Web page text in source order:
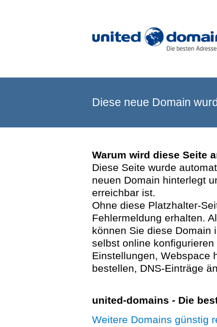
Diese neue Domain
Warum wird diese Seite
Diese Seite wurde
neuen Domain hinterlegt
erreichbar ist.
Ohne diese Platzhalter-
Fehlermeldung erhalten.
können Sie diese Domain
selbst online
Einstellungen, Webspace
bestellen, DNS-Einträge
united-domains - Die
Weitere Domains günstig